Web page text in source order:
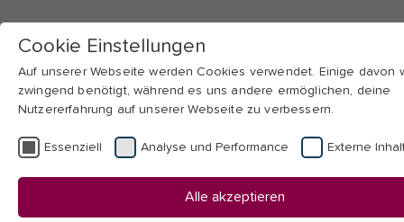
Skip to main navigation Skip to page footer
You
Startseite
Cookie Einstellungen
Auf unserer Webseite werden Cookies verwendet. Einige davon
zwingend benötigt, während es uns andere ermöglichen, deine
Nutzererfahrung auf unserer Webseite zu verbessern.
Essenziell Analyse und Performance Externe
Alle akzeptieren